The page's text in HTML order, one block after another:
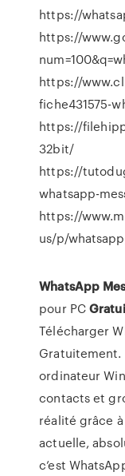
https://
https://
https://
fiche431575-
https://
32bit/
https://
whatsapp-
https://
us/p/
WhatsApp
pour PC
Télécharger
Gratuitement.
ordinateur
contacts et
réalité grâce
actuelle,
c’est